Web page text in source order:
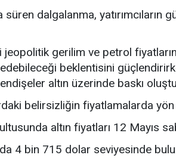
dalgalanma, yatırımcıların
jeopolitik gerilim ve petrol
edebileceği beklentisini
altın üzerinde baskı
belirsizliğin fiyatlamalarda yön
altın fiyatları 12 Mayıs
4 bin 715 dolar seviyesinde